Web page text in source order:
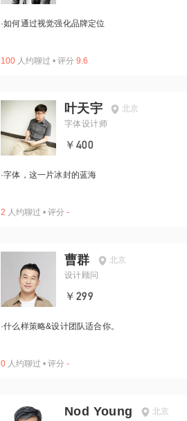
·如何通过视觉强化品牌定位
100 人约聊过 • 评分 9.6
叶天宇
北京
字体设计师
￥400
·字体，这一片冰封的蓝海
2 人约聊过 • 评分 -
曹群
北京
设计顾问
￥299
·什么样策略&设计团队适合你。
0 人约聊过 • 评分 -
Nod Young
北京